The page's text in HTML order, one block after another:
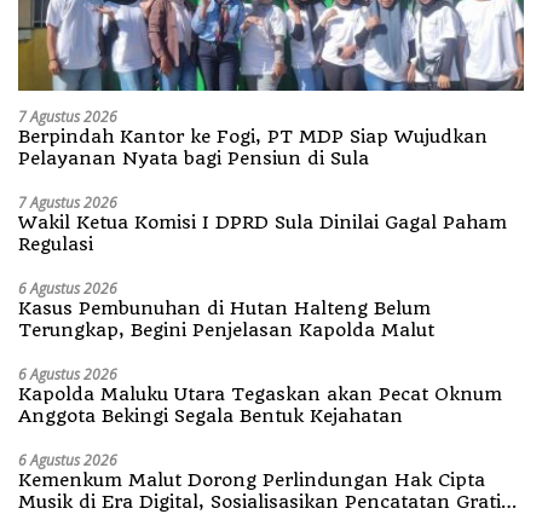
7 Agustus 2026
Berpindah Kantor ke Fogi, PT MDP Siap Wujudkan
Pelayanan Nyata bagi Pensiun di Sula
7 Agustus 2026
Wakil Ketua Komisi I DPRD Sula Dinilai Gagal Paham
Regulasi
6 Agustus 2026
Kasus Pembunuhan di Hutan Halteng Belum
Terungkap, Begini Penjelasan Kapolda Malut
6 Agustus 2026
Kapolda Maluku Utara Tegaskan akan Pecat Oknum
Anggota Bekingi Segala Bentuk Kejahatan
6 Agustus 2026
Kemenkum Malut Dorong Perlindungan Hak Cipta
Musik di Era Digital, Sosialisasikan Pencatatan Gratis